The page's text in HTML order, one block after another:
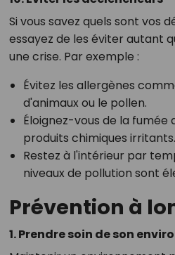
Si vous savez quels sont vos
essayez de les éviter autant
une crise. Par exemple :
Évitez les allergènes
d'animaux ou le pollen.
Éloignez-vous de la
produits chimiques irritants.
Restez à l'intérieur par
niveaux de pollution sont
Prévention à
1. Prendre soin de son